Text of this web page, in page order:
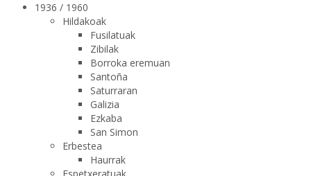
1936 / 1960
Hildakoak
Fusilatuak
Zibilak
Borroka eremuan
Santoña
Saturraran
Galizia
Ezkaba
San Simon
Erbestea
Haurrak